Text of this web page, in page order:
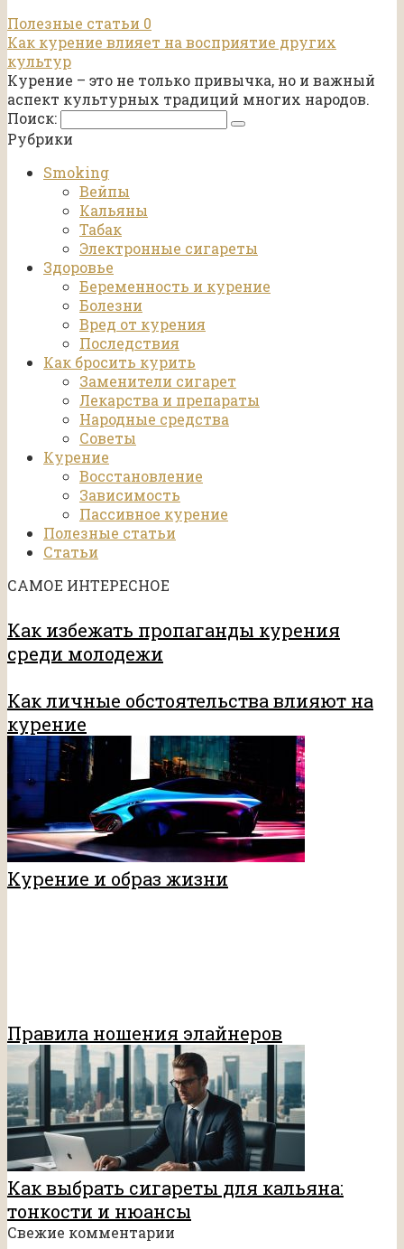
Полезные статьи 0
Как курение влияет на восприятие других
культур
Курение – это не только привычка, но и важный
аспект культурных традиций многих народов.
Поиск:
Рубрики
Smoking
Вейпы
Кальяны
Табак
Электронные сигареты
Здоровье
Беременность и курение
Болезни
Вред от курения
Последствия
Как бросить курить
Заменители сигарет
Лекарства и препараты
Народные средства
Советы
Курение
Восстановление
Зависимость
Пассивное курение
Полезные статьи
Статьи
САМОЕ ИНТЕРЕСНОЕ
Как избежать пропаганды курения
среди молодежи
Как личные обстоятельства влияют на
курение
Курение и образ жизни
Как выбрать сигареты для кальяна:
тонкости и нюансы
Свежие комментарии
АНОНИМк записи К кому лучше обращаться
при борьбе с курением: к знахарям или
врачам?
Маркова Инессак записи
полезно при заболевании периферических